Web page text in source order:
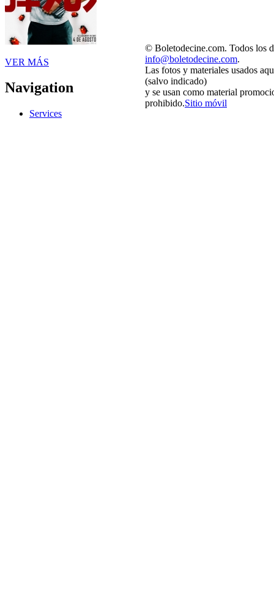
VER MÁS
Navigation
Services
© Boletodecine.com. Todos los
info@boletodecine.com.
Las fotos y materiales usados
(salvo indicado)
y se usan como material
prohibido.Sitio móvil